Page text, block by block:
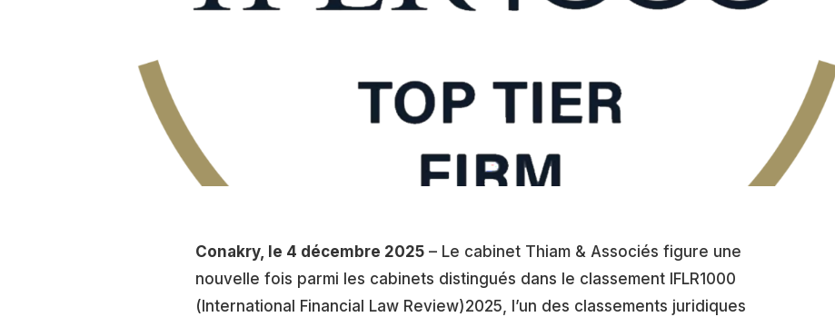
Conakry, le 4 décembre 2025 – Le cabinet Thiam & Associés figure une
nouvelle fois parmi les cabinets distingués dans le classement IFLR1000
(International Financial Law Review)2025, l’un des classements juridiques